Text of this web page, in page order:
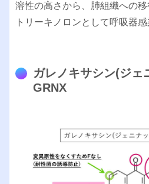
溶性の高さから、肺組織への
トリーキノロンとして呼吸器
ガレノキサシン(ジェ
GRNX